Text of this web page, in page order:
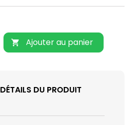
 Ajouter au panier
DÉTAILS DU PRODUIT